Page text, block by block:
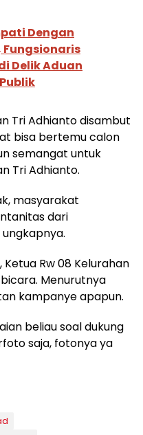
Dengan
Fungsionaris
Delik Aduan
Tri Adhianto disambut
bisa bertemu calon
semangat untuk
Tri Adhianto.
masyarakat
dari
Ketua Rw 08 Kelurahan
Menurutnya
kampanye apapun.
beliau soal dukung
saja, fotonya ya